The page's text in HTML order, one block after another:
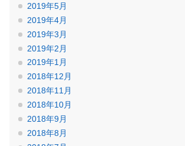
2019年5月
2019年4月
2019年3月
2019年2月
2019年1月
2018年12月
2018年11月
2018年10月
2018年9月
2018年8月